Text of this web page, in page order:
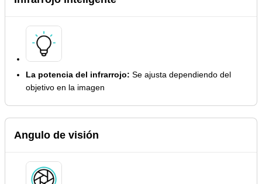
La potencia del infrarrojo: Se ajusta dependiendo del
objetivo en la imagen
Angulo de visión